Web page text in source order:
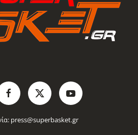
press@superbasket.gr